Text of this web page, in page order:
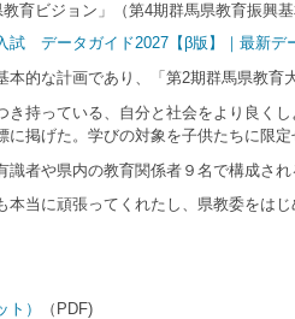
育ビジョン」（第4期群馬県教育振興基
試 データガイド2027【β版】｜最新
的な計画であり、「第2期群馬県教育
持っている、自分と社会をより良く
掲げた。学びの対象を子供たちに限
者や県内の教育関係者９名で構成さ
当に頑張ってくれたし、県教委をは
） （PDF)